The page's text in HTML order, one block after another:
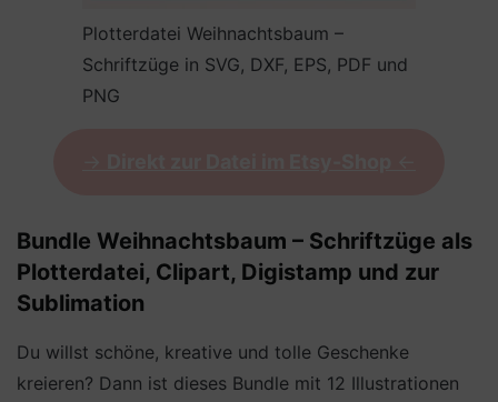
Plotterdatei Weihnachtsbaum –
Schriftzüge in SVG, DXF, EPS, PDF und
PNG
Bundle Weihnachtsbaum – Schriftzüge als
Plotterdatei, Clipart, Digistamp und zur
Sublimation
Du willst schöne, kreative und tolle Geschenke
kreieren? Dann ist dieses Bundle mit 12 Illustrationen